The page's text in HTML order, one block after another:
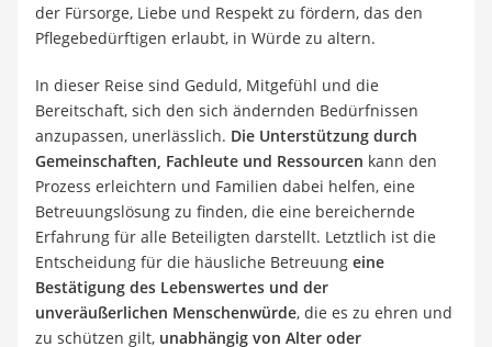
der Fürsorge, Liebe und Respekt zu fördern, das den
Pflegebedürftigen erlaubt, in Würde zu altern.
In dieser Reise sind Geduld, Mitgefühl und die
Bereitschaft, sich den sich ändernden Bedürfnissen
anzupassen, unerlässlich. Die Unterstützung durch
Gemeinschaften, Fachleute und Ressourcen kann den
Prozess erleichtern und Familien dabei helfen, eine
Betreuungslösung zu finden, die eine bereichernde
Erfahrung für alle Beteiligten darstellt. Letztlich ist die
Entscheidung für die häusliche Betreuung eine
Bestätigung des Lebenswertes und der
unveräußerlichen Menschenwürde, die es zu ehren und
zu schützen gilt, unabhängig von Alter oder